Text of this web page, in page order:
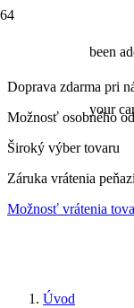
been
your
Doprava zdarma pri
Možnosť osobného
Široký výber tovaru
Záruka vrátenia
Možnosť vrátenia
Úvod